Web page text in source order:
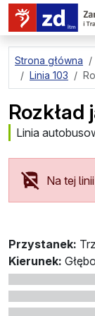
przejdź do treści
Strona główna
Linia 103
Rozkład
Linia
Na tej
Przystanek:
Kierunek: